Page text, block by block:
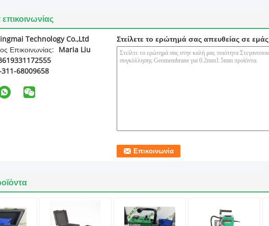
επικοινωνίας
Technology Co.,Ltd
Επικοινωνίας:
Maria Liu
68009658
Στείλετε το ερώτημά σας απευθείας σε εμάς